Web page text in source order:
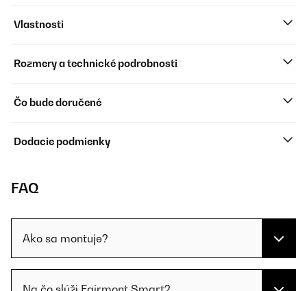
Vlastnosti
Rozmery a technické podrobnosti
Čo bude doručené
Dodacie podmienky
FAQ
Ako sa montuje?